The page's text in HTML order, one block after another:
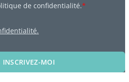
de confidentialité.*
INSCRIVEZ-MOI